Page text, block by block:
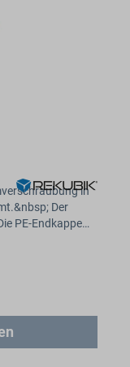
in
Der
PE-Endkappe…